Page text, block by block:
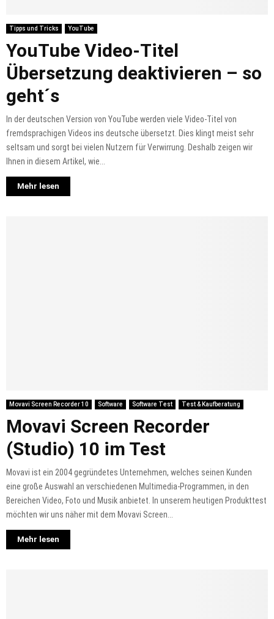
Tipps und Tricks YouTube
YouTube Video-Titel
Übersetzung deaktivieren – so
geht´s
In der deutschen Version von YouTube werden viele Video-Titel von
fremdsprachigen Videos ins deutsche übersetzt. Dies klingt meist sehr
seltsam und sorgt bei vielen Nutzern für Verwirrung. Deshalb zeigen wir
Ihnen in diesem Artikel, wie...
Mehr lesen
Movavi Screen Recorder 10 Software Software Test Test & Kaufberatung
Movavi Screen Recorder
(Studio) 10 im Test
Movavi ist ein 2004 gegründetes Unternehmen, welches seinen Kunden
eine große Auswahl an verschiedenen Multimedia-Programmen, in den
Bereichen Video, Foto und Musik anbietet. In unserem heutigen Produkttest
möchten wir uns näher mit dem Movavi Screen...
Mehr lesen